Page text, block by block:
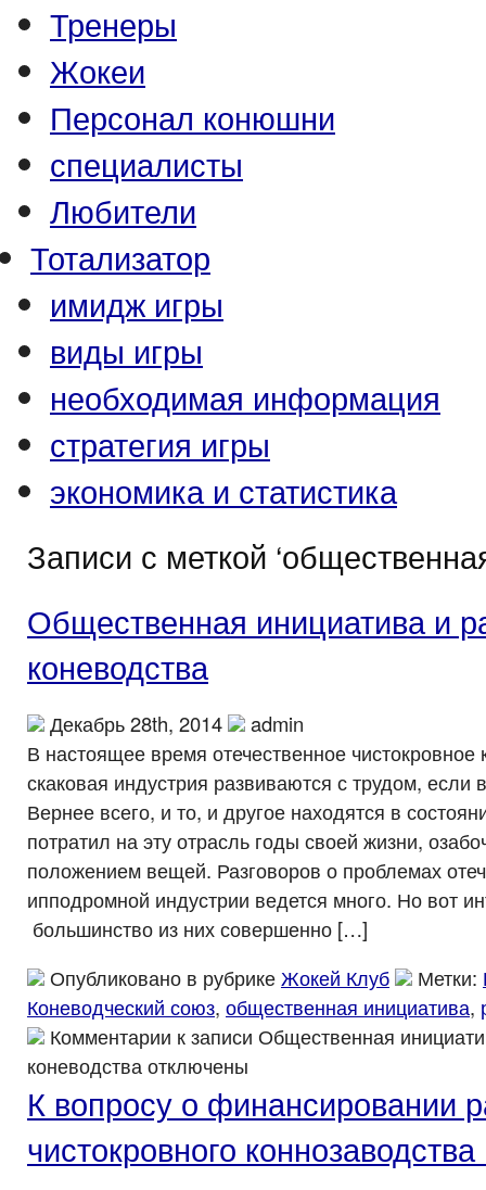
Тренеры
Жокеи
Персонал конюшни
специалисты
Любители
Тотализатор
имидж игры
виды игры
необходимая информация
стратегия игры
экономика и статистика
Записи с меткой
Общественная инициатива и
коневодства
Декабрь 28th, 2014
admin
В настоящее время отечественное чистокровное
скаковая индустрия развиваются с трудом,
Вернее всего, и то, и другое находятся в
потратил на эту отрасль годы своей жизни,
положением вещей. Разговоров о проблемах
ипподромной индустрии ведется много. Но вот
большинство из них совершенно […]
Опубликовано в рубрике Жокей Клуб Метки:
Коневодческий союз, общественная инициатива,
Комментарии к записи Общественная
коневодства отключены
К вопросу о финансировании
чистокровного